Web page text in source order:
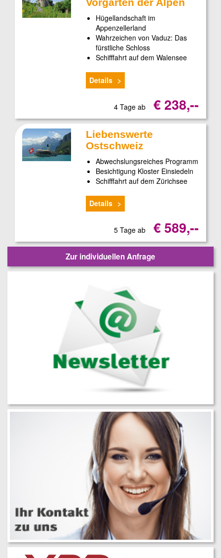
Hügellandschaft im
Appenzellerland
Wahrzeichen von Vaduz: Das
fürstliche Schloss
Schifffahrt auf dem Walensee
Details
4 Tage ab € 238,--
Liebenswerte
Ostschweiz
Abwechslungsreiches Programm
Besichtigung Kloster Einsiedeln
Schifffahrt auf dem Zürichsee
Details
5 Tage ab € 589,--
Zur individuellen Anfrage